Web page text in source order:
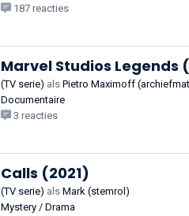
187 reacties
Marvel Studios Legends
(TV serie) als Pietro Maximoff
Documentaire
3 reacties
Calls (2021)
(TV serie) als Mark (stemrol)
Mystery / Drama